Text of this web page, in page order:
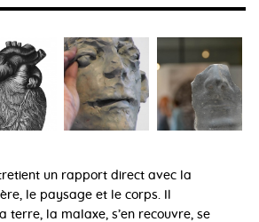
un rapport direct avec la
le paysage et le corps. Il
terre, la malaxe, s’en recouvre, se